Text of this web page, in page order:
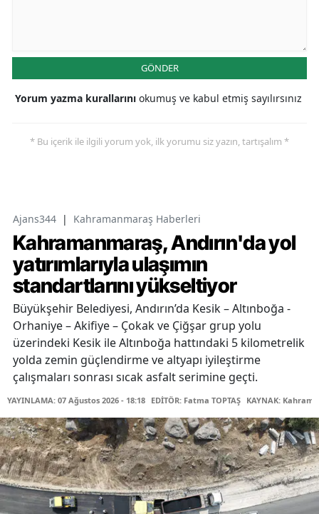
GÖNDER
Yorum yazma kurallarını okumuş ve kabul etmiş sayılırsınız
* Bu içerik ile ilgili yorum yok, ilk yorumu siz yazın, tartışalım *
Ajans344 | Kahramanmaraş Haberleri
Kahramanmaraş, Andırın'da yol
yatırımlarıyla ulaşımın
standartlarını yükseltiyor
Büyükşehir Belediyesi, Andırın’da Kesik – Altınboğa -
Orhaniye – Akifiye – Çokak ve Çiğşar grup yolu
üzerindeki Kesik ile Altınboğa hattındaki 5 kilometrelik
yolda zemin güçlendirme ve altyapı iyileştirme
çalışmaları sonrası sıcak asfalt serimine geçti.
YAYINLAMA: 07 Ağustos 2026 - 18:18 EDİTÖR: Fatma TOPTAŞ KAYNAK: